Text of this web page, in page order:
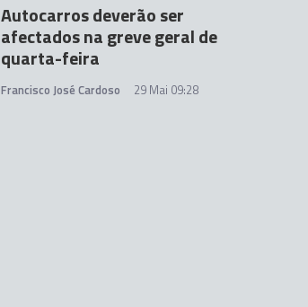
Autocarros deverão ser
afectados na greve geral de
quarta-feira
Francisco José Cardoso 29 Mai 09:28